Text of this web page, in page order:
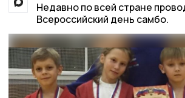
Недавно по всей стране
Всероссийский день самбо.